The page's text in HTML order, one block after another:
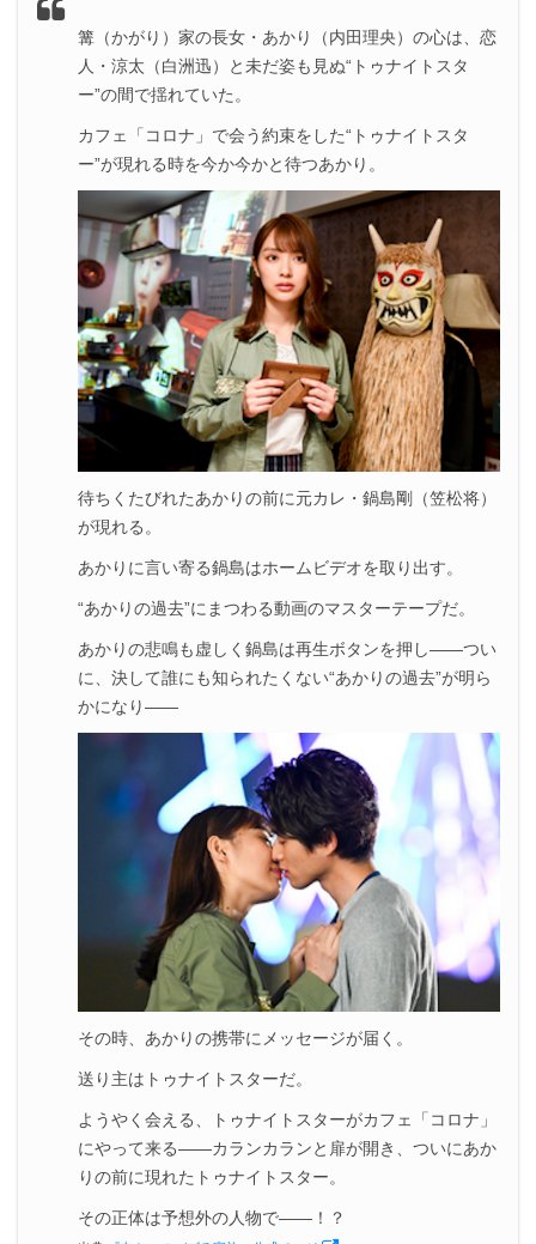
2.5 前に進んだ結果が家族全員の生配信
2.6 家族の前では違う顔がある、それが篝家
2.7終わる気配のないエピローグ
『向かいのバズる家族』第10話（最終回）あらすじ・ネ
タバレ感想まとめ
篝（かがり）家の長女・あかり（内田理央）の心は、恋
人・涼太（白洲迅）と未だ姿も見ぬ“トゥナイトスタ
ー”の間で揺れていた。
カフェ「コロナ」で会う約束をした“トゥナイトスタ
ー”が現れる時を今か今かと待つあかり。
待ちくたびれたあかりの前に元カレ・鍋島剛（笠松将）
が現れる。
あかりに言い寄る鍋島はホームビデオを取り出す。
“あかりの過去”にまつわる動画のマスターテープだ。
あかりの悲鳴も虚しく鍋島は再生ボタンを押し――つい
に、決して誰にも知られたくない“あかりの過去”が明ら
かになり――
その時、あかりの携帯にメッセージが届く。
送り主はトゥナイトスターだ。
ようやく会える、トゥナイトスターがカフェ「コロナ」
にやって来る――カランカランと扉が開き、ついにあか
りの前に現れたトゥナイトスター。
その正体は予想外の人物で――！？